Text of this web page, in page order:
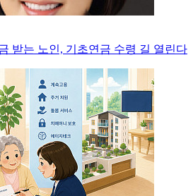
받는 노인, 기초연금 수령 길 열린다